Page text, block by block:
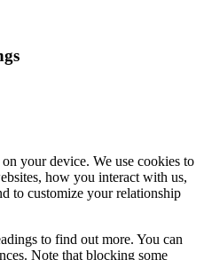
your device. We use cookies to
how you interact with us,
to customize your relationship
to find out more. You can
Note that blocking some